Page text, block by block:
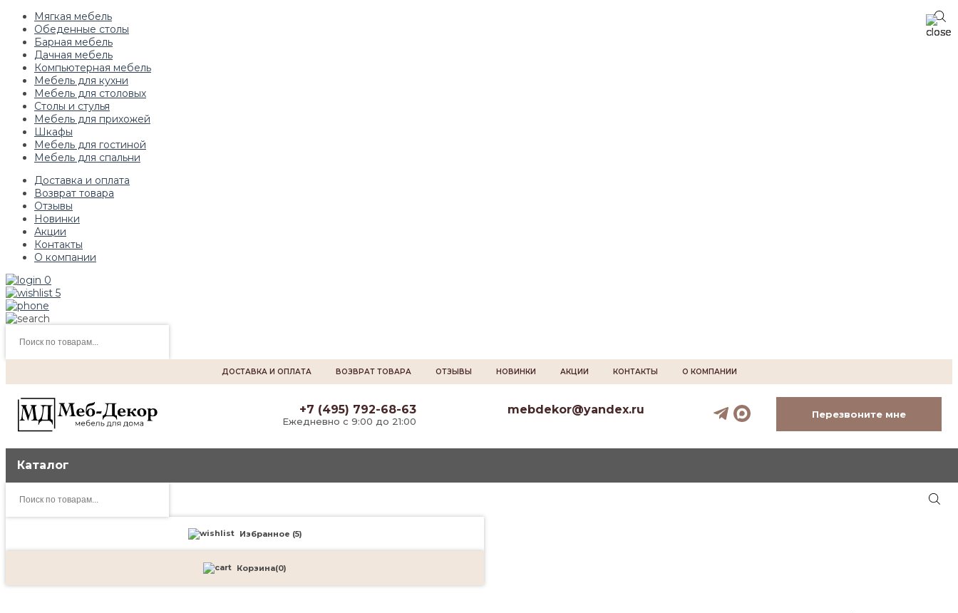
Мягкая мебель
Обеденные столы
Барная мебель
Дачная мебель
Компьютерная мебель
Мебель для кухни
Мебель для столовых
Столы и стулья
Мебель для прихожей
Шкафы
Мебель для гостиной
Мебель для спальни
Доставка и оплата
Возврат товара
Отзывы
Новинки
Акции
Контакты
О компании
0
5
товаров
ДОСТАВКА И ОПЛАТА ВОЗВРАТ ТОВАРА ОТЗЫВЫ НОВИНКИ АКЦИИ КОНТАКТЫ О КОМПАНИИ
+7 (495) 792-68-63
Ежедневно с 9:00 до 21:00
mebdekor@yandex.ru Перезвоните мне
Каталог
товаров
Избранное (5)
Корзина(0)